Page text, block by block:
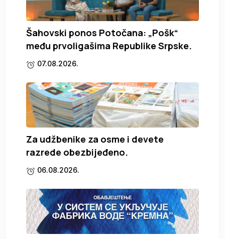
Šahovski ponos Potočana: „Pošk“
među prvoligašima Republike Srpske.
07.08.2026.
Za udžbenike za osme i devete
razrede obezbijeđeno.
06.08.2026.